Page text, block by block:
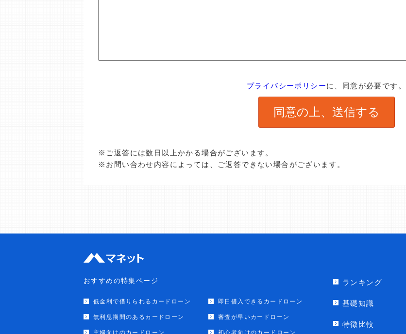
プライバシーポリシーに、同意が必要です。
※ご返答には数日以上かかる場合がございます。
※お問い合わせ内容によっては、ご返答できない場合がございます。
おすすめの特集ページ
低金利で借りられるカードローン 即日借入できるカードローン
無利息期間のあるカードローン 審査が早いカードローン
主婦向けのカードローン 初心者向けのカードローン
ランキング
基礎知識
特徴比較